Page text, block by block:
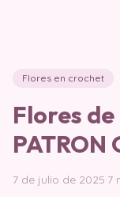
Flores en crochet
Flores
PATRON
7 de julio de 2025·7